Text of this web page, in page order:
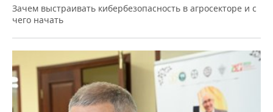
Зачем выстраивать кибербезопасность в агросекторе и с
чего начать